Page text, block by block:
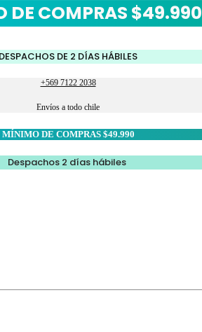
DE COMPRAS $49.990
DESPACHOS DE 2 DÍAS HÁBILES
+569 7122 2038
Envíos a todo chile
MÍNIMO DE COMPRAS $49.990
Despachos 2 días hábiles